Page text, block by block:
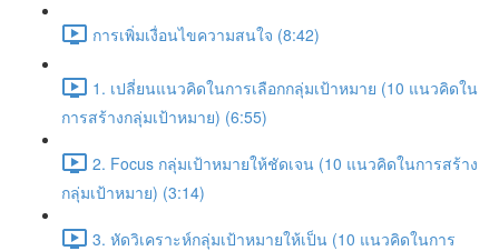
การเพิ่มเงื่อนไขความสนใจ (8:42)
1. เปลี่ยนแนวคิดในการเลือกกลุ่มเป้าหมาย (10 แนวคิดใน
การสร้างกลุ่มเป้าหมาย) (6:55)
2. Focus กลุ่มเป้าหมายให้ชัดเจน (10 แนวคิดในการสร้าง
กลุ่มเป้าหมาย) (3:14)
3. หัดวิเคราะห์กลุ่มเป้าหมายให้เป็น (10 แนวคิดในการ